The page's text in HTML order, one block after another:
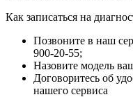
Как записаться на
Позвоните в наш
900-20-55;
Назовите модель
Договоритесь об
нашего сервиса